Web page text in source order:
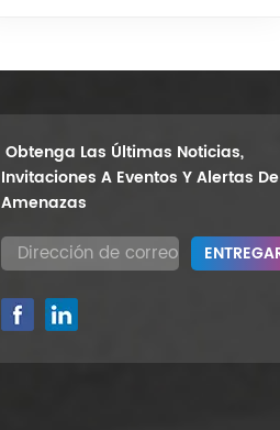
Obtenga Las Últimas Noticias,
Invitaciones A Eventos Y Alertas De
Amenazas